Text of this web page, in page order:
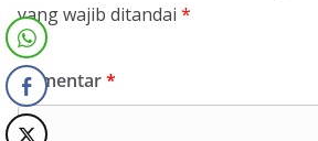
yang wajib ditandai *
Komentar*